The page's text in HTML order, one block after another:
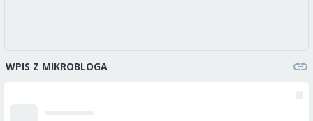
WPIS Z MIKROBLOGA